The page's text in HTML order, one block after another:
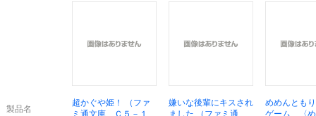
製品名
超かぐや姫！ （ファ
ミ通文庫 Ｃ５－１－
嫌いな後輩にキスされ
ました （ファミ通文
めめんとも
ゲーム 〈め